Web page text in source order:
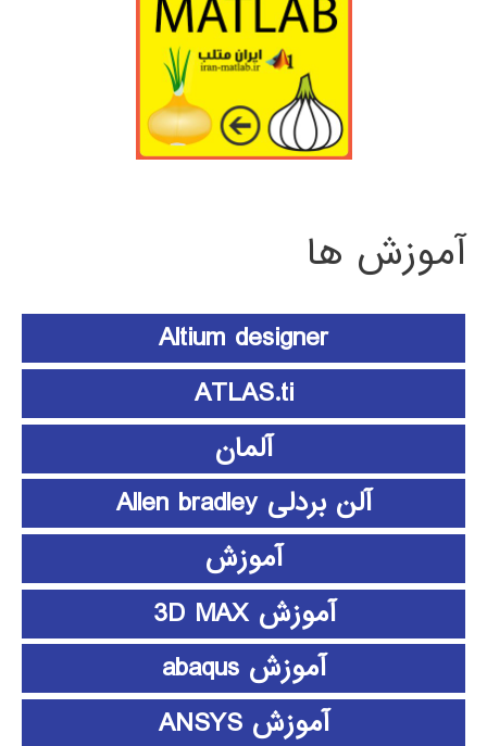
آموزش ها
Altium designer
ATLAS.ti
آلمان
آلن بردلی Allen bradley
آموزش
آموزش 3D MAX
آموزش abaqus
آموزش ANSYS